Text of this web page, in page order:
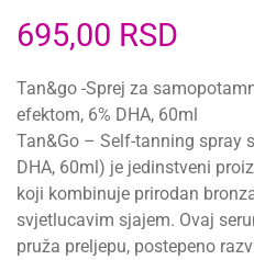
695,00 RSD
Tan&go -Sprej za
efektom, 6% DHA, 60ml
Tan&Go – Self-tanning spray
DHA, 60ml) je jedinstveni
koji kombinuje prirodan
svjetlucavim sjajem. Ovaj
pruža preljepu, postepeno